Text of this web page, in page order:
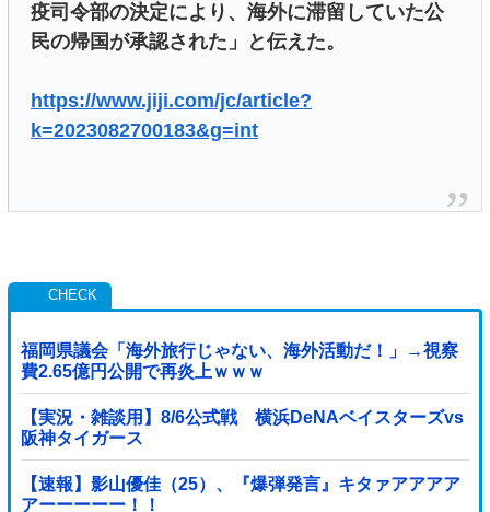
疫司令部の決定により、海外に滞留していた公
民の帰国が承認された」と伝えた。
https://www.jiji.com/jc/article?
k=2023082700183&g=int
福岡県議会「海外旅行じゃない、海外活動だ！」→視察
費2.65億円公開で再炎上ｗｗｗ
【実況・雑談用】8/6公式戦 横浜DeNAベイスターズvs
阪神タイガース
【速報】影山優佳（25）、『爆弾発言』キタァアアアア
アーーーーー！！